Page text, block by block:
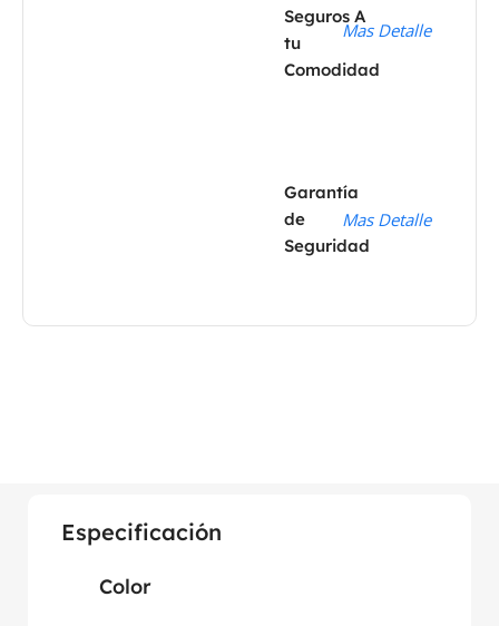
Seguros A
tu
Comodidad
Mas Detalle
Garantía
de
Seguridad
Mas Detalle
Especificación
Color